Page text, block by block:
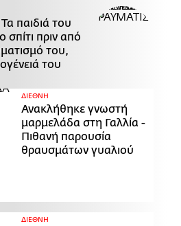
παιδιά του
πριν από
του,
του
ΔΙΕΘΝΗ
Ανακλήθηκε γνωστή
μαρμελάδα στη Γαλλία -
Πιθανή παρουσία
θραυσμάτων γυαλιού
ΔΙΕΘΝΗ